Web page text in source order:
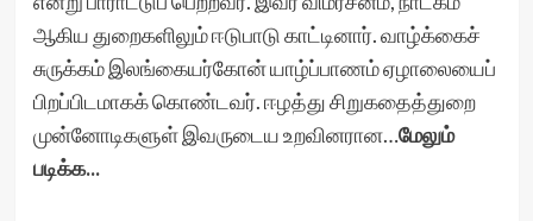
ஆகிய துறைகளிலும் ஈடுபாடு காட்டினார். வாழ்க்கைச்
சுருக்கம் இலங்கையர்கோன் யாழ்ப்பாணம் ஏழாலையைப்
பிறப்பிடமாகக் கொண்டவர். ஈழத்து சிறுகதைத்துறை
முன்னோடிகளுள் இவருடைய உறவினரான…மேலும்
படிக்க...